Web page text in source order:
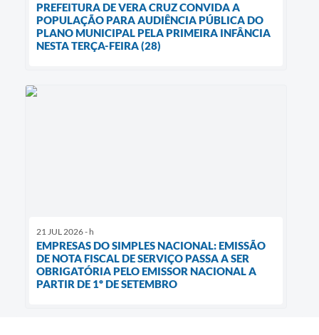
PREFEITURA DE VERA CRUZ CONVIDA A
POPULAÇÃO PARA AUDIÊNCIA PÚBLICA DO
PLANO MUNICIPAL PELA PRIMEIRA INFÂNCIA
NESTA TERÇA-FEIRA (28)
21 JUL 2026 - h
EMPRESAS DO SIMPLES NACIONAL: EMISSÃO
DE NOTA FISCAL DE SERVIÇO PASSA A SER
OBRIGATÓRIA PELO EMISSOR NACIONAL A
PARTIR DE 1º DE SETEMBRO